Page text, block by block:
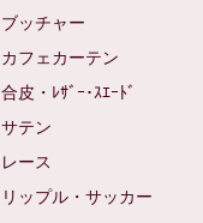
ブッチャー
カフェカーテン
合皮・ﾚｻﾞｰ･ｽｴｰﾄﾞ
サテン
レース
リップル・サッカー